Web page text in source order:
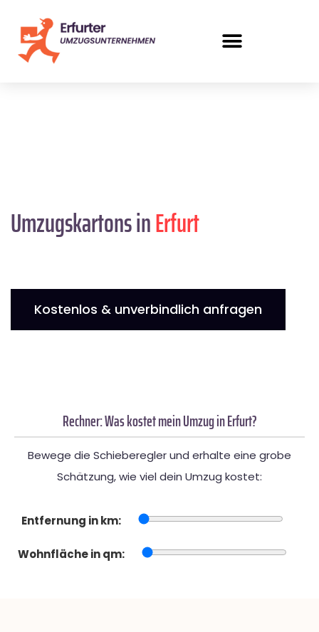
Umzugskartons inErfurt
Kostenlos & unverbindlich anfragen
Rechner: Was kostet mein Umzug in Erfurt?
Bewege die Schieberegler und erhalte eine grobe
Schätzung, wie viel dein Umzug kostet:
Entfernung in km:
Wohnfläche in qm: